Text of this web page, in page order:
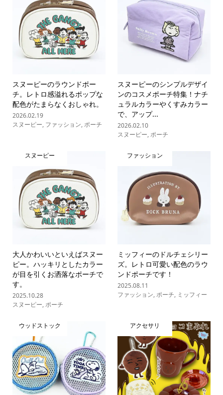
スヌーピーのラウンドポー
チ。レトロ感溢れるポップな
配色がたまらなくおしゃれ。
2026.02.19
スヌーピー, ファッション,ポーチ
スヌーピーのシンプルデザイ
ンのコスメポーチ特集！ナチ
ュラルカラーやくすみカラー
で、アップ...
2026.02.10
スヌーピー,ポーチ
スヌーピー
大人かわいいといえばスヌー
ピー。ハッキリとしたカラー
が目を引くお洒落なポーチで
す。
2025.10.28
スヌーピー,ポーチ
ファッション
ミッフィーのドルチェシリー
ズ。レトロ可愛い配色のラウ
ンドポーチです！
2025.08.11
ファッション,ポーチ, ミッフィー
ウッドストック アクセサリ